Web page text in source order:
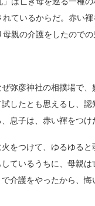
ているからだ。赤い
親の介護をしたのでの
弥彦神社の相撲場で
したとも思えるし、
息子は、赤い褌をつけ
をつけて、ゆるゆる
ているうちに、母親
介護をやったから、